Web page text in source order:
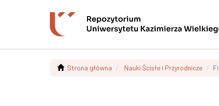
Strona główna Nauki Ścisłe i Przyrodnicze